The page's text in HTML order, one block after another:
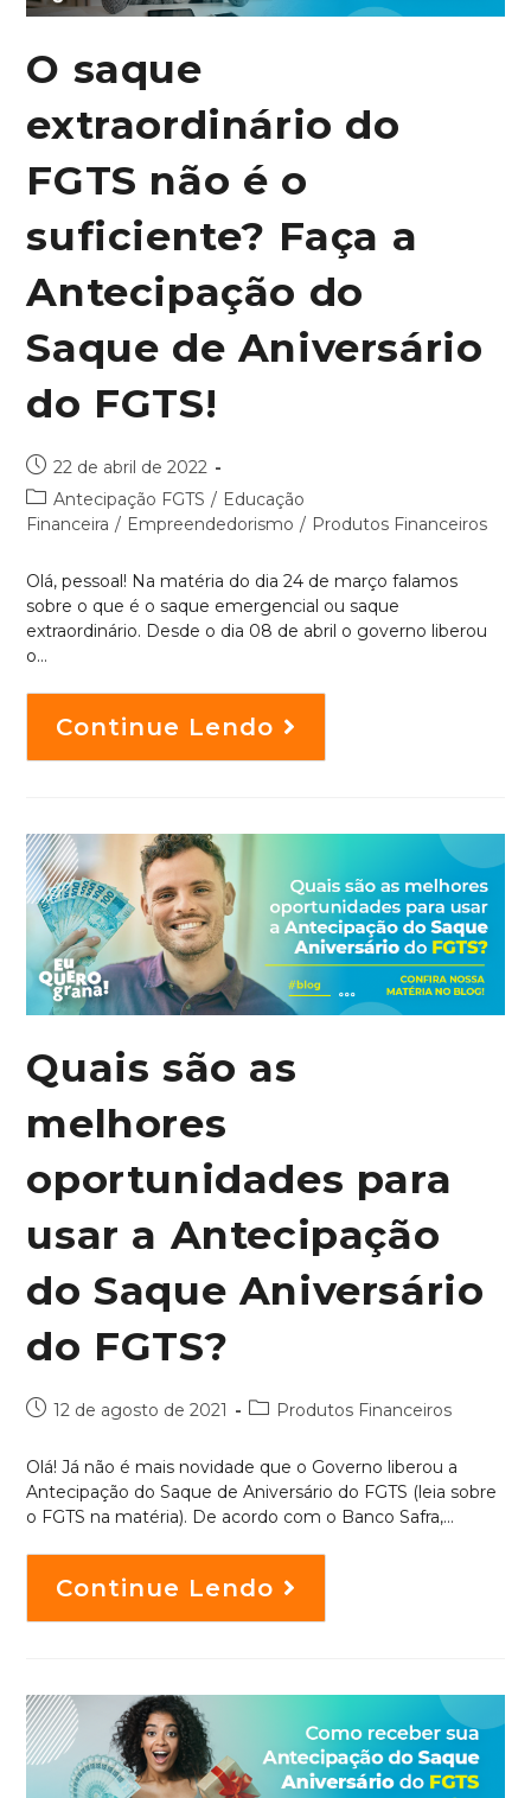
O saque
extraordinário do
FGTS não é o
suficiente? Faça a
Antecipação do
Saque de Aniversário
do FGTS!
22 de abril de 2022
Antecipação FGTS / Educação
Financeira / Empreendedorismo / Produtos Financeiros
Olá, pessoal! Na matéria do dia 24 de março falamos
sobre o que é o saque emergencial ou saque
extraordinário. Desde o dia 08 de abril o governo liberou
o…
Continue Lendo
Quais são as
melhores
oportunidades para
usar a Antecipação
do Saque Aniversário
do FGTS?
12 de agosto de 2021 Produtos Financeiros
Olá! Já não é mais novidade que o Governo liberou a
Antecipação do Saque de Aniversário do FGTS (leia sobre
o FGTS na matéria). De acordo com o Banco Safra,…
Continue Lendo